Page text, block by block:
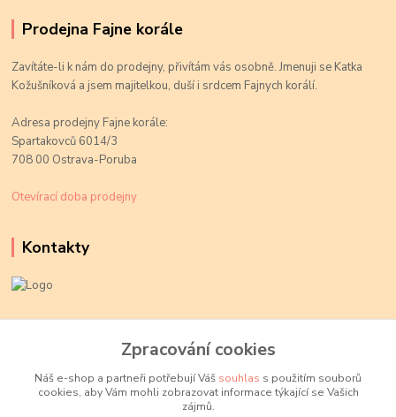
Prodejna Fajne korále
Zavítáte-li k nám do prodejny, přivítám vás osobně. Jmenuji se Katka
Kožušníková a jsem majitelkou, duší i srdcem Fajnych korálí.
Adresa prodejny Fajne korále:
Spartakovců 6014/3
708 00 Ostrava-Poruba
Otevírací doba prodejny
Kontakty
+420 774 719 784
info@fajnekorale.cz
Zpracování cookies
Náš e-shop a partneři potřebují Váš souhlas s použitím souborů
cookies, aby Vám mohli zobrazovat informace týkající se Vašich
zájmů.